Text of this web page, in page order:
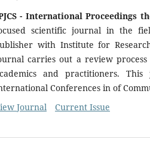
- International Proceedings
scientific journal in the
with Institute for
carries out a review
and practitioners.
Conferences in of
Journal
Current Issue